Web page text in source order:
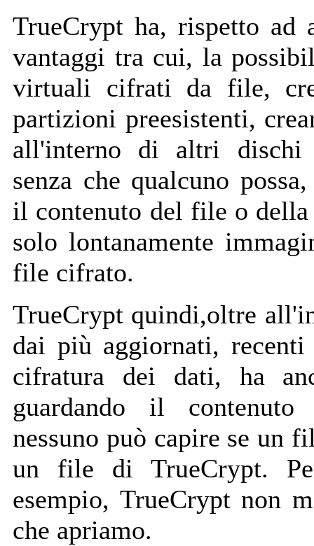
TrueCrypt ha, rispetto ad
vantaggi tra cui, la
virtuali cifrati da file,
partizioni preesistenti,
all'interno di altri dischi
senza che qualcuno
il contenuto del file o della
solo lontanamente
file cifrato.
TrueCrypt quindi,oltre
dai più aggiornati,
cifratura dei dati, ha
guardando il
nessuno può capire se un
un file di TrueCrypt.
esempio, TrueCrypt non
che apriamo.